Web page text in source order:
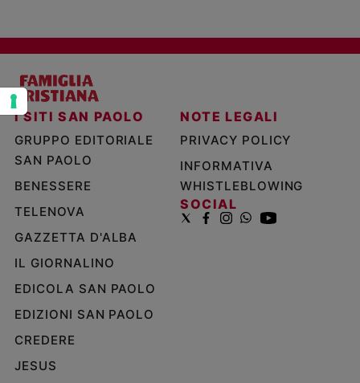
siamo
Contatti
Pubblicità
Registrati
Redazione
Social
I SITI SAN PAOLO
GRUPPO EDITORIALE
SAN PAOLO
BENESSERE
TELENOVA
GAZZETTA D'ALBA
IL GIORNALINO
EDICOLA SAN PAOLO
EDIZIONI SAN PAOLO
CREDERE
JESUS
NOTE LEGALI
PRIVACY POLICY
INFORMATIVA
WHISTLEBLOWING
SOCIAL